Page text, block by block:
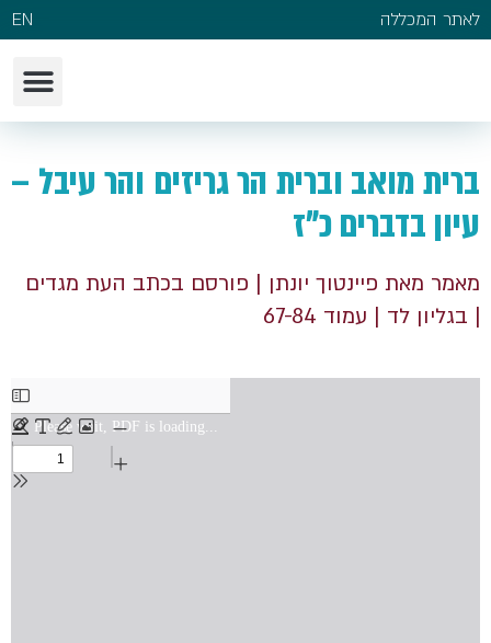
לאתר המכללה EN
ברית מואב וברית הר גריזים והר עיבל –
עיון בדברים כ"ז
מאמר מאת פיינטוך יונתן | פורסם בכתב העת מגדים
| בגליון לד | עמוד 67-84